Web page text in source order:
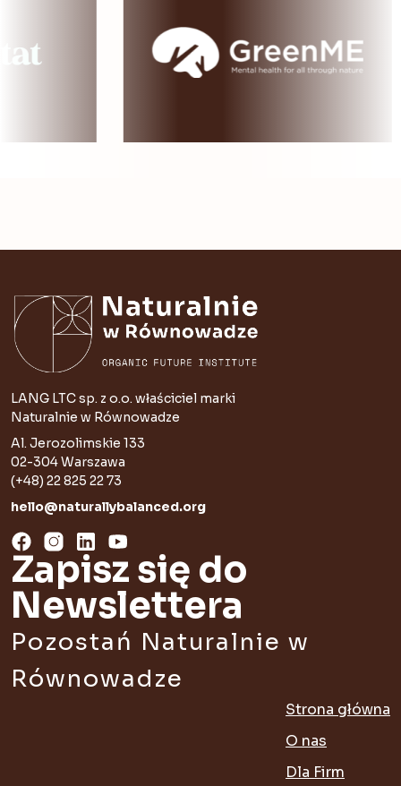
LANG LTC sp. z o.o. właściciel marki
Naturalnie w Równowadze
Al. Jerozolimskie 133
02-304 Warszawa
(+48) 22 825 22 73
hello@naturallybalanced.org
Zapisz się do
Newslettera
Pozostań Naturalnie w
Równowadze
Strona główna
O nas
Dla Firm